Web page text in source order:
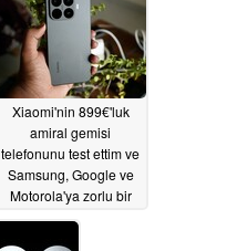
Xiaomi'nin 899€'luk
amiral gemisi
telefonunu test ettim ve
Samsung, Google ve
Motorola'ya zorlu bir
rekabet sunuyor